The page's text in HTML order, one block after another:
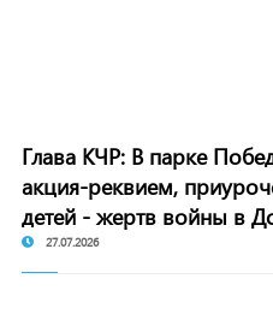
Глава КЧР: В парке
акция-реквием,
детей - жертв войны в
27.07.2026